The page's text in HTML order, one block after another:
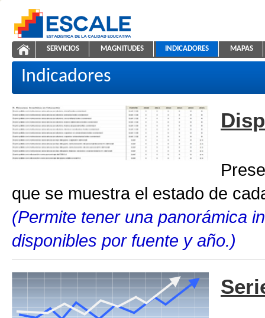
ESCALE - Unidad de Estadística Educativa
Indicadores educativos
NAVEGACIÓN
SERVICIOS MAGNITUDES INDICADORES MAPAS
Indicadores
que se muestra el estado de
(Permite tener una panorámica
disponibles por fuente y año.)